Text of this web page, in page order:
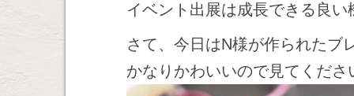
イベント出展は成長できる良
さて、今日はN様が作られたブ
かなりかわいいので見てくださ